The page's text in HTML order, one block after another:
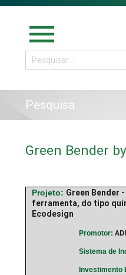
menu
Pesquisa
Green Bender
Projeto: Green Bender
ferramenta, do tipo
Ecodesign
Promotor:
Sistema de
Investimento